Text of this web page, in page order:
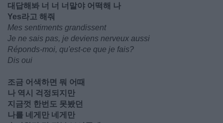
대답해봐 너 너 너말야 어떡해 나
Yes라고 해줘
Mes sentiments grandissent
Je ne sais pas, je deviens nerveux aussi
Réponds-moi, qu'est-ce que je fais?
Dis oui
조금 어색하면 뭐 어때
나 역시 걱정되지만
지금껏 한번도 못봤던
나를 네게만 네게만